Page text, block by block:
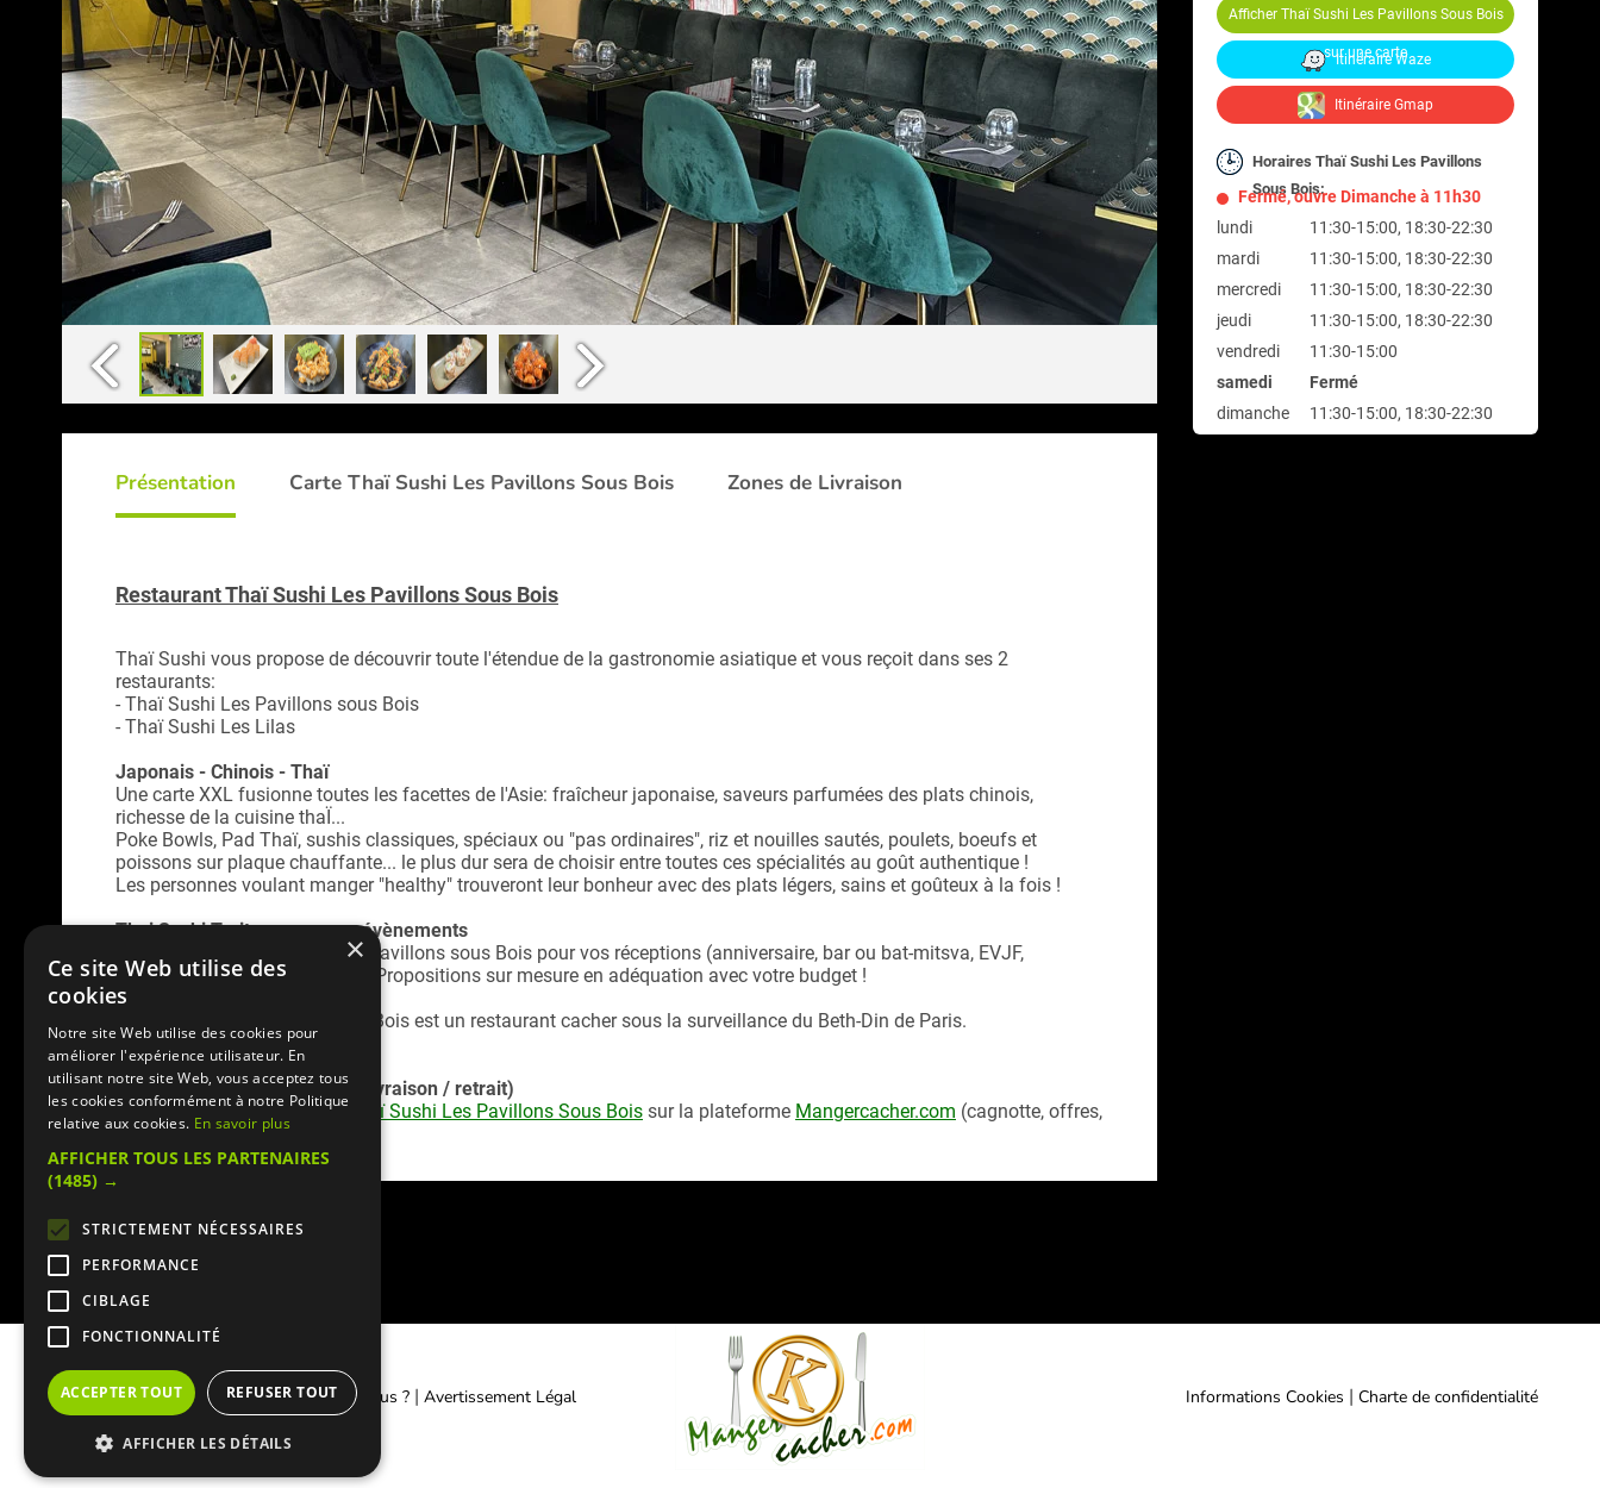
Afficher Thaï Sushi Les Pavillons Sous Bois
sur une carte
Itinéraire Waze
Itinéraire Gmap
Horaires Thaï Sushi Les Pavillons
Sous Bois:
Fermé, ouvre Dimanche à 11h30
lundi
11:30-15:00, 18:30-22:30
mardi
11:30-15:00, 18:30-22:30
mercredi
11:30-15:00, 18:30-22:30
jeudi
11:30-15:00, 18:30-22:30
vendredi
11:30-15:00
samedi
Fermé
dimanche
11:30-15:00, 18:30-22:30
Présentation Carte Thaï Sushi Les Pavillons Sous Bois Zones de Livraison
Restaurant Thaï Sushi Les Pavillons Sous Bois
Thaï Sushi vous propose de découvrir toute l'étendue de la gastronomie asiatique et vous reçoit dans ses 2
restaurants:
- Thaï Sushi Les Pavillons sous Bois
- Thaï Sushi Les Lilas
Japonais - Chinois - Thaï
Une carte XXL fusionne toutes les facettes de l'Asie: fraîcheur japonaise, saveurs parfumées des plats chinois,
richesse de la cuisine thaÏ...
Poke Bowls, Pad Thaï, sushis classiques, spéciaux ou "pas ordinaires", riz et nouilles sautés, poulets, boeufs et
poissons sur plaque chauffante... le plus dur sera de choisir entre toutes ces spécialités au goût authentique !
Les personnes voulant manger "healthy" trouveront leur bonheur avec des plats légers, sains et goûteux à la fois !
Thai Sushi Traiteur pour vos évènements
Faites appel à Thaï Sushi Les Pavillons sous Bois pour vos réceptions (anniversaire, bar ou bat-mitsva, EVJF,
fiançailles, dîner entre amis...). Propositions sur mesure en adéquation avec votre budget !
Thai Sushi Les Pavillons sous Bois est un restaurant cacher sous la surveillance du Beth-Din de Paris.
Service commande en ligne (livraison / retrait)
Retrouvez lacarte livraison Thaï Sushi Les Pavillons Sous Bois sur la plateforme Mangercacher.com (cagnotte, offres,
paiement en ligne sécurisé)
Contacter Manger cacher|Qui sommes-nous ? | Avertissement Légal Informations Cookies | Charte de confidentialité
×
Ce site Web utilise des
cookies
Notre site Web utilise des cookies pour
améliorer l'expérience utilisateur. En
utilisant notre site Web, vous acceptez tous
les cookies conformément à notre Politique
relative aux cookies. En savoir plus
AFFICHER TOUS LES PARTENAIRES
(1485) →
STRICTEMENT NÉCESSAIRES
PERFORMANCE
CIBLAGE
FONCTIONNALITÉ
ACCEPTER TOUT REFUSER TOUT
AFFICHER LES DÉTAILS